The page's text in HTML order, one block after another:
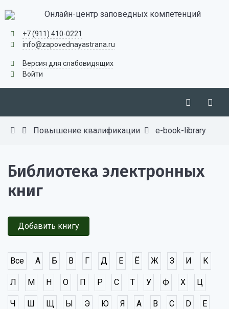
Онлайн-центр заповедных компетенций
+7 (911) 410-0221
info@zapovednayastrana.ru
Версия для слабовидящих
Войти
Повышение квалификации e-book-library
Библиотека электронных
книг
Добавить книгу
Все А Б В Г Д Е Ё Ж З И К
Л М Н О П Р С Т У Ф Х Ц
Ч Ш Щ Ы Э Ю Я A B C D E